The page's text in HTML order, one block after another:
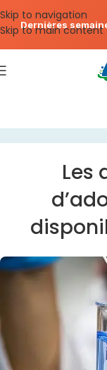
Dernières
Skip to navigation
Skip to main content
Les